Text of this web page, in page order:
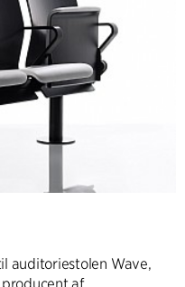
auditoriestolen Wave,